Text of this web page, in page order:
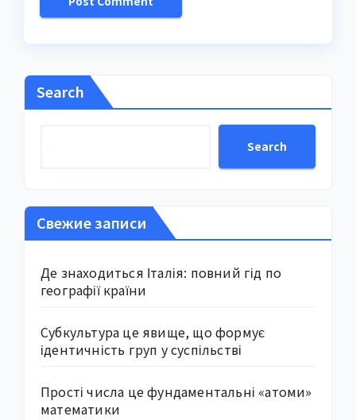
Search
Search
Свежие записи
Де знаходиться Італія: повний гід по
географії країни
Субкультура це явище, що формує
ідентичність груп у суспільстві
Прості числа це фундаментальні «атоми»
математики